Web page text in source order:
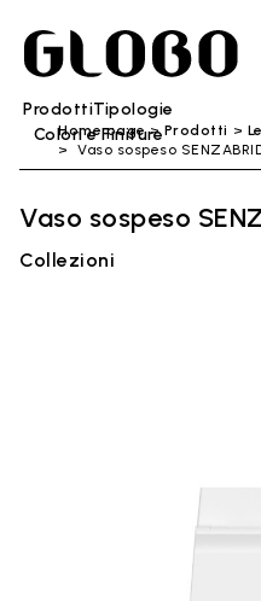
ProdottiTipologie
Colori e Finiture
Home page Prodotti
Vaso sospeso
Vaso sospeso
Collezioni